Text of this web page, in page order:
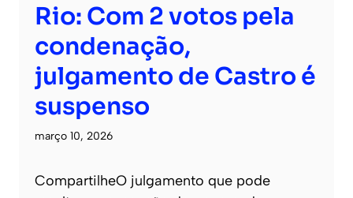
Rio: Com 2 votos pela
condenação,
julgamento de Castro é
suspenso
março 10, 2026
CompartilheO julgamento que pode